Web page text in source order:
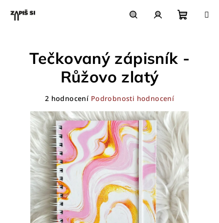
obsah
košík
Tečkovaný zápisník -
Růžovo zlatý
produktu
hvězdiček.
2 hodnocení Podrobnosti hodnocení